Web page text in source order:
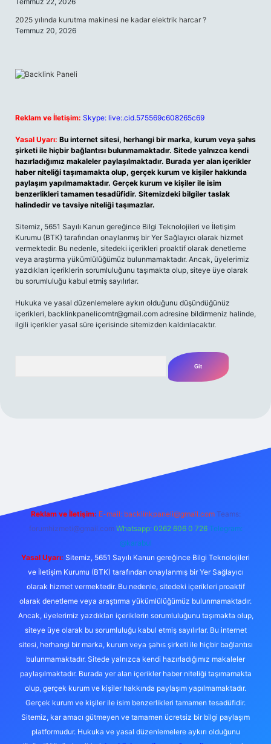
2025 yılında kurutma makinesi ne kadar elektrik harcar ?
Temmuz 20, 2026
Reklam ve İletişim: Skype: live:.cid.575569c608265c69
Yasal Uyarı: Bu internet sitesi, herhangi bir marka, kurum veya şahıs
şirketi ile hiçbir bağlantısı bulunmamaktadır. Sitede yalnızca kendi
hazırladığımız makaleler paylaşılmaktadır. Burada yer alan içerikler
haber niteliği taşımamakta olup, gerçek kurum ve kişiler hakkında
paylaşım yapılmamaktadır. Gerçek kurum ve kişiler ile isim
benzerlikleri tamamen tesadüfidir. Sitemizdeki bilgiler taslak
halindedir ve tavsiye niteliği taşımazlar.
Sitemiz, 5651 Sayılı Kanun gereğince Bilgi Teknolojileri ve İletişim
Kurumu (BTK) tarafından onaylanmış bir Yer Sağlayıcı olarak hizmet
vermektedir. Bu nedenle, sitedeki içerikleri proaktif olarak denetleme
veya araştırma yükümlülüğümüz bulunmamaktadır. Ancak, üyelerimiz
yazdıkları içeriklerin sorumluluğunu taşımakta olup, siteye üye olarak
bu sorumluluğu kabul etmiş sayılırlar.
Hukuka ve yasal düzenlemelere aykırı olduğunu düşündüğünüz
içerikleri, backlinkpanelicomtr@gmail.com adresine bildirmeniz halinde,
ilgili içerikler yasal süre içerisinde sitemizden kaldırılacaktır.
Reklam ve İletişim: E-mail: backlinkpaneli@gmail.com Teams:
forumhizmeti@gmail.com Whatsapp: 0262 606 0 726 Telegram:
@karabul
Yasal Uyarı: Sitemiz, 5651 Sayılı Kanun gereğince Bilgi Teknolojileri
ve İletişim Kurumu (BTK) tarafından onaylanmış bir Yer Sağlayıcı
olarak hizmet vermektedir. Bu nedenle, sitedeki içerikleri proaktif
olarak denetleme veya araştırma yükümlülüğümüz bulunmamaktadır.
Ancak, üyelerimiz yazdıkları içeriklerin sorumluluğunu taşımakta olup,
siteye üye olarak bu sorumluluğu kabul etmiş sayılırlar. Bu internet
sitesi, herhangi bir marka, kurum veya şahıs şirketi ile hiçbir bağlantısı
bulunmamaktadır. Sitede yalnızca kendi hazırladığımız makaleler
paylaşılmaktadır. Burada yer alan içerikler haber niteliği taşımamakta
olup, gerçek kurum ve kişiler hakkında paylaşım yapılmamaktadır.
Gerçek kurum ve kişiler ile isim benzerlikleri tamamen tesadüfidir.
Sitemiz, kar amacı gütmeyen ve tamamen ücretsiz bir bilgi paylaşım
platformudur. Hukuka ve yasal düzenlemelere aykırı olduğunu